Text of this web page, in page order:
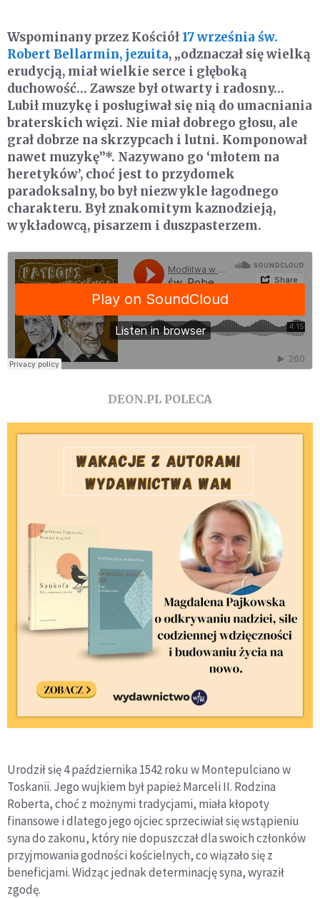
Wspominany przez Kościół17 września św.
Robert Bellarmin, jezuita, „odznaczał się wielką
erudycją, miał wielkie serce i głęboką
duchowość… Zawsze był otwarty i radosny…
Lubił muzykę i posługiwał się nią do umacniania
braterskich więzi. Nie miał dobrego głosu, ale
grał dobrze na skrzypcach i lutni. Komponował
nawet muzykę”*. Nazywano go ‘młotem na
heretyków’, choć jest to przydomek
paradoksalny, bo był niezwykle łagodnego
charakteru. Był znakomitym kaznodzieją,
wykładowcą, pisarzem i duszpasterzem.
DEON.PL POLECA
Urodził się 4 października 1542 roku w Montepulciano w
Toskanii. Jego wujkiem był papież Marceli II. Rodzina
Roberta, choć z możnymi tradycjami, miała kłopoty
finansowe i dlatego jego ojciec sprzeciwiał się wstąpieniu
syna do zakonu, który nie dopuszczał dla swoich członków
przyjmowania godności kościelnych, co wiązało się z
beneficjami. Widząc jednak determinację syna, wyraził
zgodę.